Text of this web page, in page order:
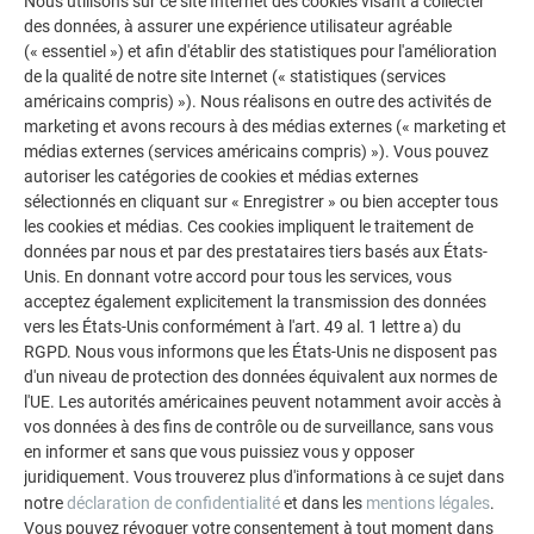
risque d'être trop important en cas de défaillance, et
d'endommager les modules. Dans de tels cas, il est
impératif d’installer le fusible de courant inverse approprié
pour protéger les modules d’éventuels dommages.
REMARQUE
Dans des conditions normales, un module
photovoltaïque peut être exposé à un courant et/ou une
tension plus élevés que ceux spécifiés dans des
conditions d’essai standard. En conséquence, les
valeurs Isc et Voc indiquées sur la tuiles solaire
doivent être multipliées par un facteur de 1,25 lors de la
détermination de la tension nominale des composants,
du courant nominal des conducteurs et de la taille des
contrôleurs connectés à la sortie PV (p. ex. : les
onduleurs).
des données, à assurer une expérience utilisateur agréable
(« essentiel ») et afin d'établir des statistiques pour l'amélioration
de la qualité de notre site Internet (« statistiques (services
américains compris) »). Nous réalisons en outre des activités de
marketing et avons recours à des médias externes (« marketing et
médias externes (services américains compris) »). Vous pouvez
autoriser les catégories de cookies et médias externes
sélectionnés en cliquant sur « Enregistrer » ou bien accepter tous
les cookies et médias. Ces cookies impliquent le traitement de
données par nous et par des prestataires tiers basés aux États-
Unis. En donnant votre accord pour tous les services, vous
acceptez également explicitement la transmission des données
vers les États-Unis conformément à l'art. 49 al. 1 lettre a) du
RGPD. Nous vous informons que les États-Unis ne disposent pas
d'un niveau de protection des données équivalent aux normes de
l'UE. Les autorités américaines peuvent notamment avoir accès à
vos données à des fins de contrôle ou de surveillance, sans vous
en informer et sans que vous puissiez vous y opposer
juridiquement. Vous trouverez plus d'informations à ce sujet dans
notredéclaration de confidentialitéet dans les mentions légales.
Vous pouvez révoquer votre consentement à tout moment dans